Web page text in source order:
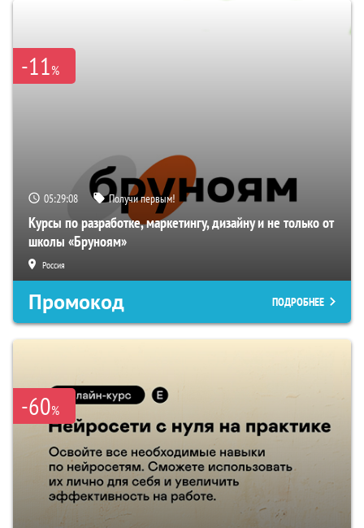
-11%
05:29:07 Получи первым!
Курсы по разработке, маркетингу, дизайну и не только от
школы «Бруноям»
Россия
Промокод ПОДРОБНЕЕ
-60%